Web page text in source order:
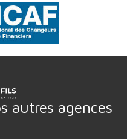
autres agences